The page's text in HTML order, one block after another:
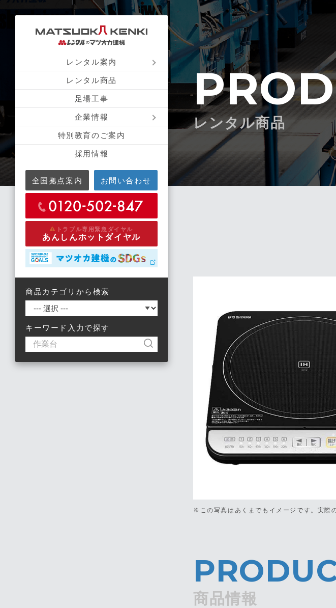
レンタル案内
レンタル商品
足場工事
企業情報
特別教育のご案内
採用情報
全国拠点案内 お問い合わせ
トラブル専用緊急ダイヤル
あんしんホットダイヤル
商品カテゴリから検索
キーワード入力で探す
レンタル商品
※この写真はあくまでもイメージです。 実際
商品情報